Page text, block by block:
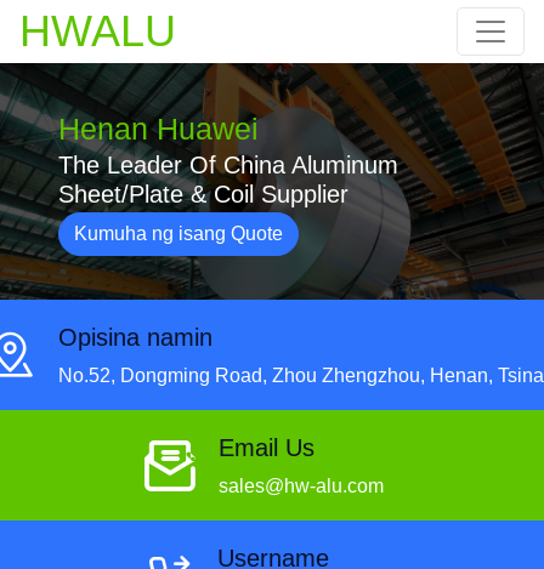
HWALU
Henan Huawei
The Leader Of China Aluminum
Sheet/Plate & Coil Supplier
Kumuha ng isang Quote
Opisina namin
No.52, Dongming Road, Zhou Zhengzhou, Henan, Tsina
Email Us
sales@hw-alu.com
Username